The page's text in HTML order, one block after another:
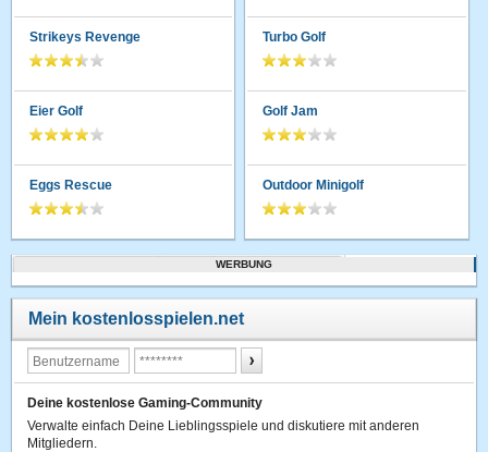
Strikeys Revenge
Eier Golf
Eggs Rescue
Turbo Golf
Golf Jam
Outdoor Minigolf
WERBUNG
Mein kostenlosspielen.net
Deine kostenlose Gaming-Community
Verwalte einfach Deine Lieblingsspiele und diskutiere mit anderen
Mitgliedern.